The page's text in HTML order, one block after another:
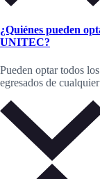
¿Quiénes pueden
UNITEC?
Pueden optar todos
egresados de